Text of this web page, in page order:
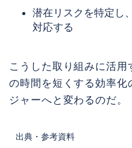
潜在リスクを特定し
対応する
こうした取り組みに活
の時間を短くする効率化
ジャーへと変わるのだ。
出典・参考資料